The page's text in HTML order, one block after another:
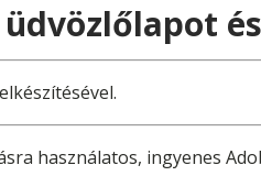
használatos, ingyenes